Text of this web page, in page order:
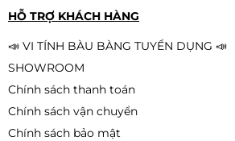
HỖ TRỢ KHÁCH HÀNG
📣 VI TÍNH BÀU BÀNG TUYỂN DỤNG 📣
SHOWROOM
Chính sách thanh toán
Chính sách vận chuyển
Chính sách bảo mật